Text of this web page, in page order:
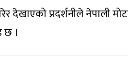
देखाएको प्रदर्शनीले नेपाली
छ ।